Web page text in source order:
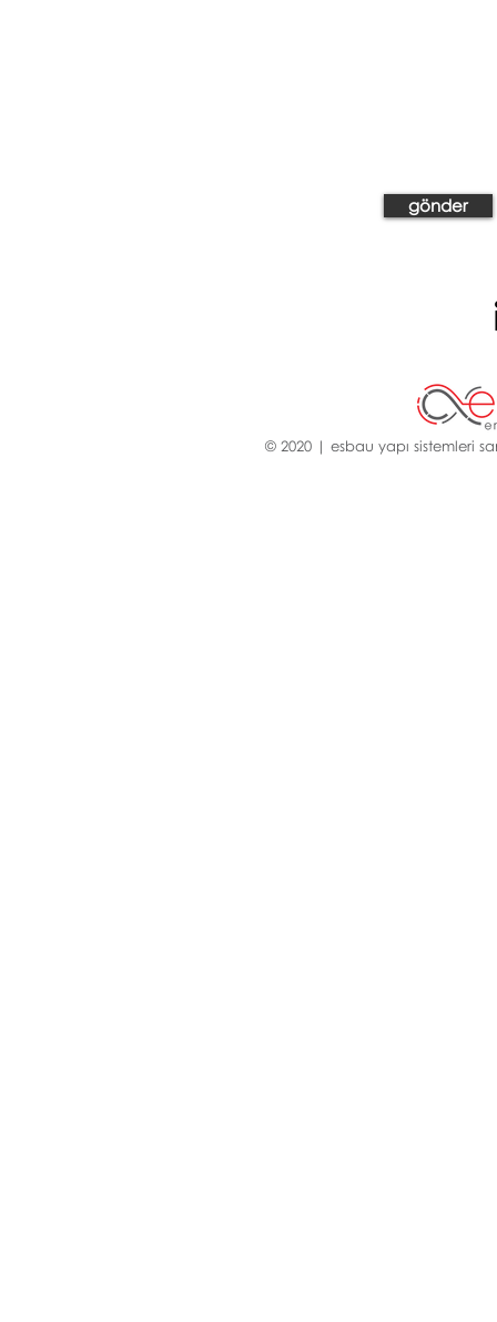
gönder
© 2020 | esbau yapı sistemleri